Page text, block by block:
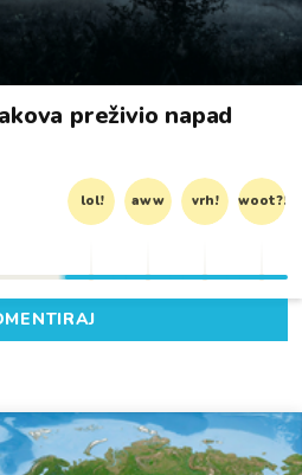
preživio napad
lol! aww vrh! woot?!